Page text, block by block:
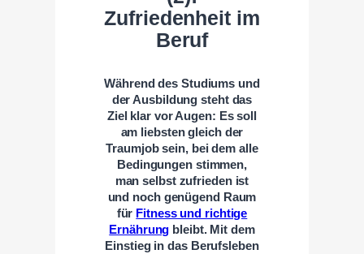
Zufriedenheit im
Beruf
Während des Studiums und
der Ausbildung steht das
Ziel klar vor Augen: Es soll
am liebsten gleich der
Traumjob sein, bei dem alle
Bedingungen stimmen,
man selbst zufrieden ist
und noch genügend Raum
für Fitness und richtige
Ernährung bleibt. Mit dem
Einstieg in das Berufsleben